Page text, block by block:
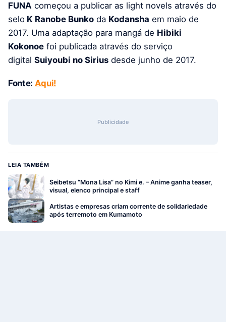
FUNA começou a publicar as light novels através do
selo K Ranobe Bunko da Kodansha em maio de
2017. Uma adaptação para mangá de Hibiki
Kokonoe foi publicada através do serviço
digital Suiyoubi no Sirius desde junho de 2017.
Fonte: Aqui!
Publicidade
LEIA TAMBÉM
Seibetsu “Mona Lisa” no Kimi e. – Anime ganha teaser,
visual, elenco principal e staff
Artistas e empresas criam corrente de solidariedade
após terremoto em Kumamoto